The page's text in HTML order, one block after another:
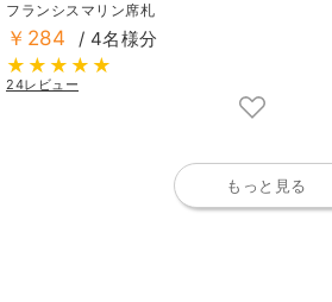
フランシスマリン席札
￥284 / 4名様分
24レビュー
もっと見る